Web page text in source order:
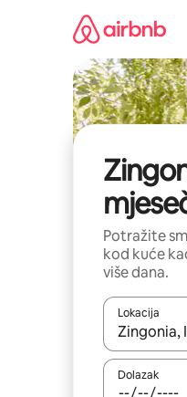
Potražite
kod kuće
više dana.
Lokacija
Kada budu
Dolazak